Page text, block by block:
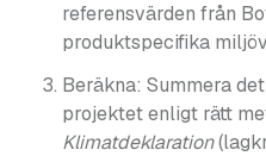
referensvärden från
produktspecifika
Beräkna: Summera
projektet enligt rätt
Klimatdeklaration